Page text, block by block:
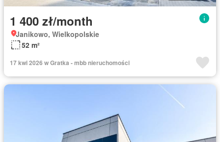
1 400 zł/month
Janikowo, Wielkopolskie
52 m²
17 kwi 2026 w Gratka - mbb nieruchomości